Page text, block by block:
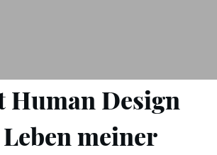
Human Design
meiner